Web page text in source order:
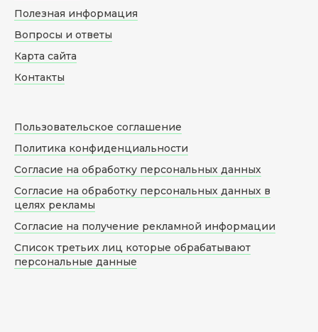
Полезная информация
Вопросы и ответы
Карта сайта
Контакты
Пользовательское соглашение
Политика конфиденциальности
Согласие на обработку персональных данных
Согласие на обработку персональных данных в
целях рекламы
Согласие на получение рекламной информации
Список третьих лиц которые обрабатывают
персональные данные